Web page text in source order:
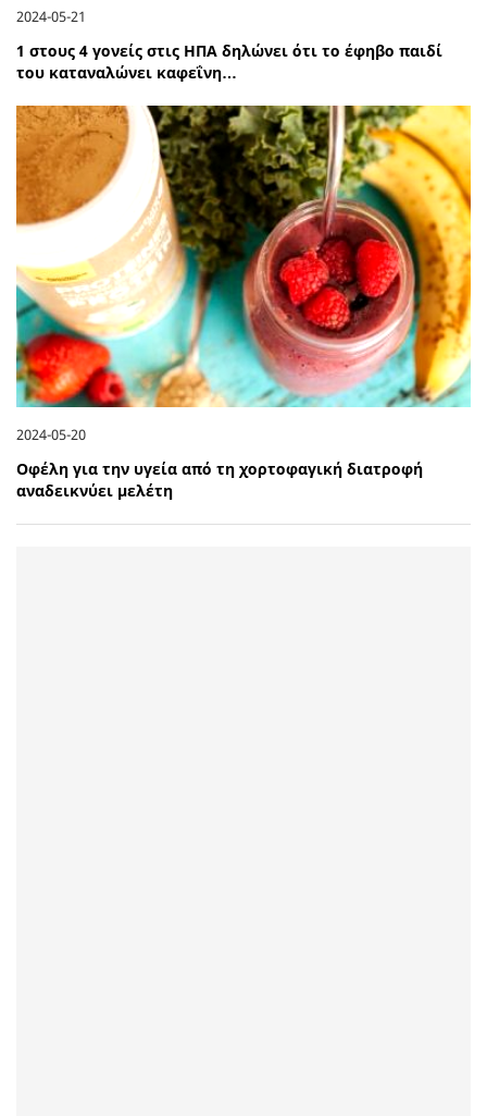
2024-05-21
1 στους 4 γονείς στις ΗΠΑ δηλώνει ότι το έφηβο παιδί
του καταναλώνει καφεΐνη…
2024-05-20
Οφέλη για την υγεία από τη χορτοφαγική διατροφή
αναδεικνύει μελέτη